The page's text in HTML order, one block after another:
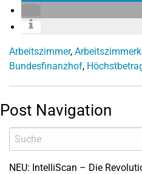
Arbeitszimmer,
Bundesfinanzhof,
Post Navigation
NEU: IntelliScan – Die